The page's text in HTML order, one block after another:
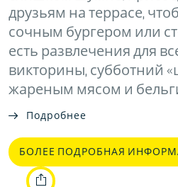
друзьям на террасе,
сочным бургером или
есть развлечения для
викторины, субботний
жареным мясом и
Подробнее
БОЛЕЕ ПОДРОБНАЯ